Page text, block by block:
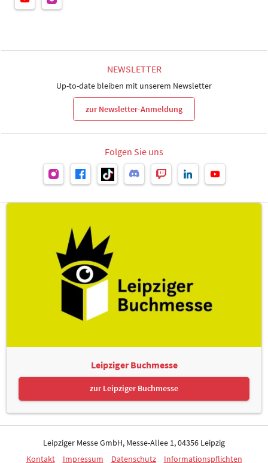
NEWSLETTER
Up-to-date bleiben mit unserem Newsletter
zur Newsletter-Anmeldung
Folgen Sie uns
Leipziger Buchmesse
zur Leipziger Buchmesse
Leipziger Messe GmbH, Messe-Allee 1, 04356 Leipzig
Kontakt
Impressum Datenschutz Informationspflichten